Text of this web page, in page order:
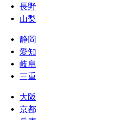
長野
山梨
静岡
愛知
岐阜
三重
大阪
京都